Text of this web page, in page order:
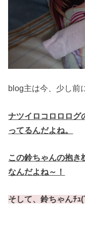
blog主は今、少し前
ナツイロコロロログ
ってるんだよね。
この鈴ちゃんの抱き
なんだよね～！
そして、鈴ちゃんﾁｭ